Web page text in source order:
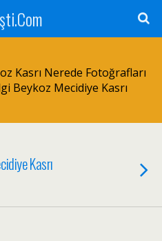
Kasrı Nerede Fotoğrafları
Beykoz Mecidiye Kasrı
Kasrı